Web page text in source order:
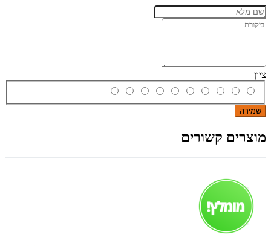
ציון
שמירה
מוצרים קשורים